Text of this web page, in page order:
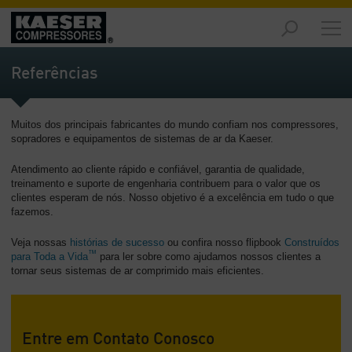
Produtos
e
Soluções
-
geral
Serviços
-
Visão
geral
Recursos
de
Ar
Comprimido
geral
Referências
Muitos dos principais fabricantes do mundo confiam nos compressores,
sopradores e equipamentos de sistemas de ar da Kaeser.
Atendimento ao cliente rápido e confiável, garantia de qualidade,
treinamento e suporte de engenharia contribuem para o valor que os
clientes esperam de nós. Nosso objetivo é a excelência em tudo o que
fazemos.
Veja nossas histórias de sucesso ou confira nosso flipbook Construídos
para Toda a Vida™ para ler sobre como ajudamos nossos clientes a
tornar seus sistemas de ar comprimido mais eficientes.
Entre em Contato Conosco